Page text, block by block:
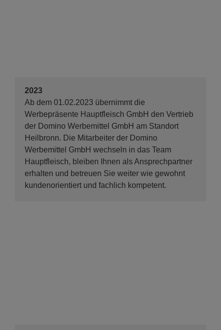
2023
Ab dem 01.02.2023 übernimmt die
Werbepräsente Hauptfleisch GmbH den Vertrieb
der Domino Werbemittel GmbH am Standort
Heilbronn. Die Mitarbeiter der Domino
Werbemittel GmbH wechseln in das Team
Hauptfleisch, bleiben Ihnen als Ansprechpartner
erhalten und betreuen Sie weiter wie gewohnt
kundenorientiert und fachlich kompetent.